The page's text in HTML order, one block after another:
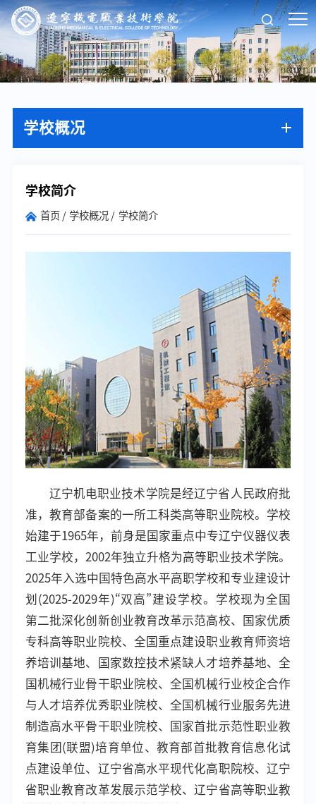
学校概况
学校简介
首页 学校概况 学校简介
辽宁机电职业技术学院是经辽宁省人民政府批
准，教育部备案的一所工科类高等职业院校。学校
始建于1965年，前身是国家重点中专辽宁仪器仪表
工业学校，2002年独立升格为高等职业技术学院。
2025年入选中国特色高水平高职学校和专业建设计
划(2025-2029年)“双高”建设学校。学校现为全国
第二批深化创新创业教育改革示范高校、国家优质
专科高等职业院校、全国重点建设职业教育师资培
养培训基地、国家数控技术紧缺人才培养基地、全
国机械行业骨干职业院校、全国机械行业校企合作
与人才培养优秀职业院校、全国机械行业服务先进
制造高水平骨干职业院校、国家首批示范性职业教
育集团(联盟)培育单位、教育部首批教育信息化试
点建设单位、辽宁省高水平现代化高职院校、辽宁
省职业教育改革发展示范学校、辽宁省高等职业教